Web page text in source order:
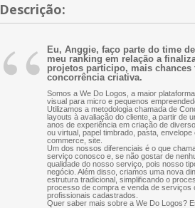
Descrição:
“
Eu, Anggie, faço parte do time
meu ranking em relação a
projetos participo, mais
concorrência criativa.
Somos a We Do Logos, a maior
visual para micro e pequenos
Utilizamos a metodologia chamada de
layouts à avaliação do cliente, a partir de
anos de experiência em criação de
ou virtual, papel timbrado, pasta,
commerce, site.
Um dos nossos diferenciais é o que
serviço conosco e, se não gostar de
qualidade do nosso serviço, pois nosso
negócio. Além disso, criamos uma nova
estrutura tradicional, simplificando o
processo de compra e venda de serviços
profissionais cadastrados.
Quer saber mais sobre a We Do Logos?